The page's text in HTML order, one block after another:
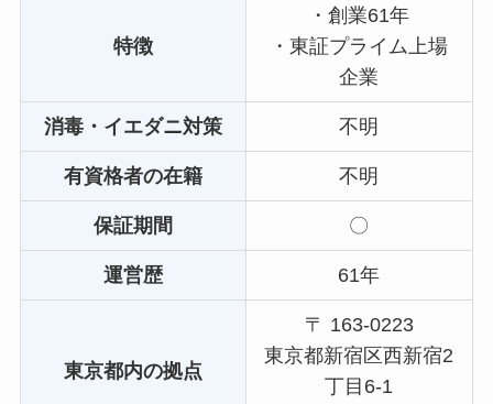
特徴
・創業61年
・東証プライム上場
企業
消毒・イエダニ対策 不明
有資格者の在籍 不明
保証期間 〇
運営歴 61年
東京都内の拠点
〒 163-0223
東京都新宿区西新宿2
丁目6-1